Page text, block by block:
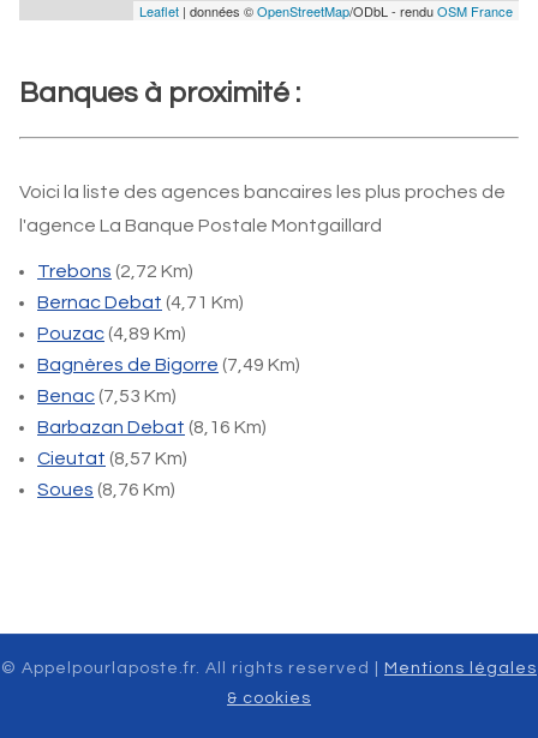
Leaflet | données ©OpenStreetMap/ODbL - renduOSM France
Banques à proximité :
Voici la liste des agences bancaires les plus proches de
l'agence La Banque Postale Montgaillard
Trebons (2,72 Km)
Bernac Debat (4,71 Km)
Pouzac(4,89 Km)
Bagnères de Bigorre (7,49 Km)
Benac(7,53 Km)
Barbazan Debat (8,16 Km)
Cieutat (8,57 Km)
Soues (8,76 Km)
© Appelpourlaposte.fr. All rights reserved |
Mentions légales
& cookies